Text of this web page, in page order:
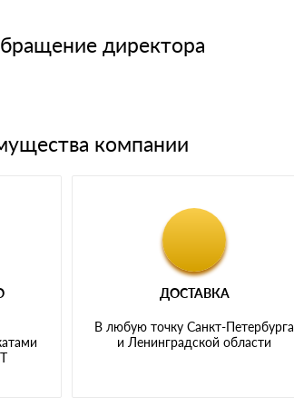
директора
компании
ДОСТАВКА
В любую точку Санкт-Петербурга
и Ленинградской области